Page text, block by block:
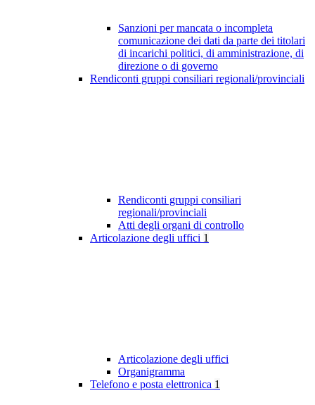
Sanzioni per mancata o incompleta
comunicazione dei dati da parte dei titolari
di incarichi politici, di amministrazione, di
direzione o di governo
Rendiconti gruppi consiliari regionali/provinciali
Rendiconti gruppi consiliari
regionali/provinciali
Atti degli organi di controllo
Articolazione degli uffici 1
Articolazione degli uffici
Organigramma
Telefono e posta elettronica 1